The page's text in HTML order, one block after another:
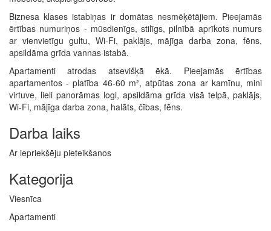
Biznesa klases istabiņas ir domātas nesmēķētājiem. Pieejamās
ērtības numuriņos - mūsdienīgs, stilīgs, pilnībā aprīkots numurs
ar vienvietīgu gultu, Wi-Fi, paklājs, mājīga darba zona, fēns,
apsildāma grīda vannas istabā.
Apartamenti atrodas atsevišķā ēkā. Pieejamās ērtības
apartamentos - platība 46-60 m², atpūtas zona ar kamīnu, mini
virtuve, lieli panorāmas logi, apsildāma grīda visā telpā, paklājs,
Wi-Fi, mājīga darba zona, halāts, čības, fēns.
Darba laiks
Ar iepriekšēju pieteikšanos
Kategorija
Viesnīca
Apartamenti